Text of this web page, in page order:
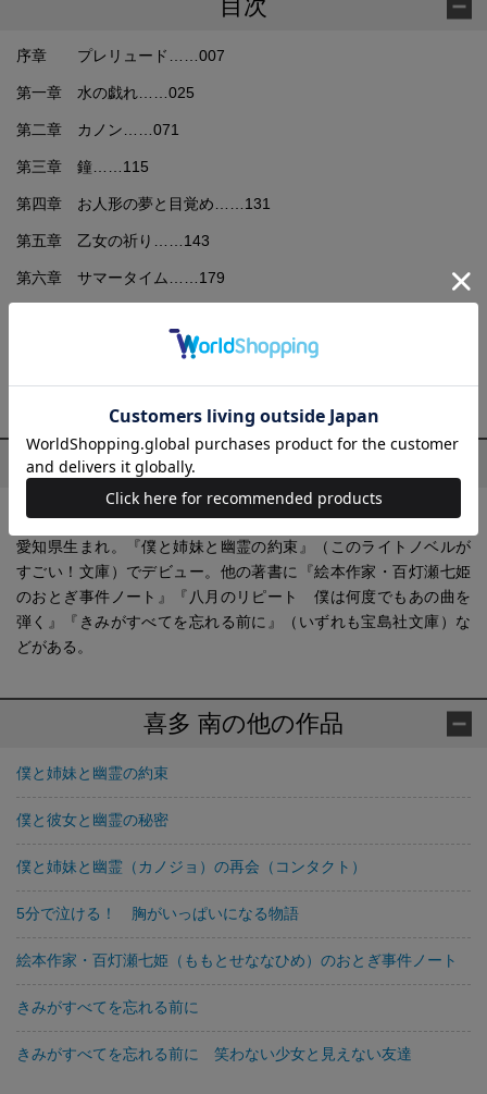
目次
序章 プレリュード……007
第一章 水の戯れ……025
第二章 カノン……071
第三章 鐘……115
第四章 お人形の夢と目覚め……131
第五章 乙女の祈り……143
第六章 サマータイム……179
第七章 ジュ・トゥ・ヴー……217
終章 別れの曲……237
プロフィール
喜多 南(きた みなみ)
愛知県生まれ。『僕と姉妹と幽霊の約束』（このライトノベルが
すごい！文庫）でデビュー。他の著書に『絵本作家・百灯瀬七姫
のおとぎ事件ノート』『八月のリピート 僕は何度でもあの曲を
弾く』『きみがすべてを忘れる前に』（いずれも宝島社文庫）な
どがある。
喜多 南の他の作品
僕と姉妹と幽霊の約束
僕と彼女と幽霊の秘密
僕と姉妹と幽霊（カノジョ）の再会（コンタクト）
5分で泣ける！ 胸がいっぱいになる物語
絵本作家・百灯瀬七姫（ももとせななひめ）のおとぎ事件ノート
きみがすべてを忘れる前に
きみがすべてを忘れる前に 笑わない少女と見えない友達